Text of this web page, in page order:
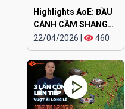
Highlights AoE: ĐẦU
CÁNH CẦM SHANG
KAMACHI cân hết
22/04/2026 460